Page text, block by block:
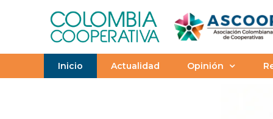
Inicio Actualidad Opinión